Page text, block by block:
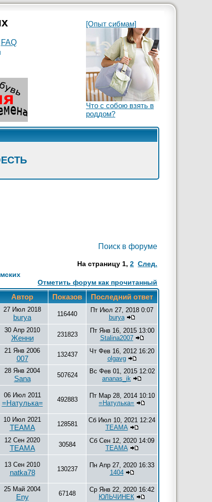
FAQ
[Опыт сибмам]
Что с собою взять в
роддом?
Поиск в форуме
На страницу 1, 2 След.
Отметить форум как прочитанный
Автор Показов
Последний ответ
27 Июл 2018
burya 116440
Пт Июл 27, 2018 0:07
burya
30 Апр 2010
Женни 231823
Пт Янв 16, 2015 13:00
Stalina2007
21 Янв 2006
007 132437
Чт Фев 16, 2012 16:20
olgavg
28 Янв 2004
Sana 507624
Вс Фев 01, 2015 12:02
ananas_ik
06 Июл 2011
=Натулька= 492883
Пт Мар 28, 2014 10:10
=Натулька=
10 Июл 2021
ТЕАМА 128581
Сб Июл 10, 2021 12:24
ТЕАМА
12 Сен 2020
ТЕАМА 30584
Сб Сен 12, 2020 14:09
ТЕАМА
13 Сен 2010
natka78 130237
Пн Апр 27, 2020 16:33
1404
25 Май 2004
Eny 67148
Ср Янв 22, 2020 16:42
ЮЛЬЧИНЕК